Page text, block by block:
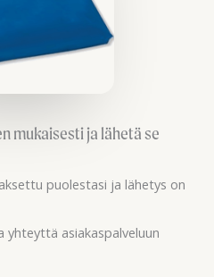
mukaisesti ja lähetä se
puolestasi ja lähetys on
yhteyttä asiakaspalveluun